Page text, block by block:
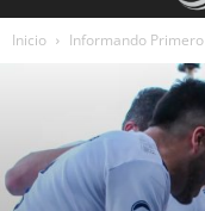
Inicio Informando Primero